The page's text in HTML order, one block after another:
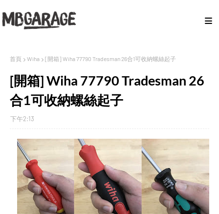
首頁 Wiha [開箱] Wiha 77790 Tradesman 26合1可收納螺絲起子
[開箱] Wiha 77790 Tradesman 26
合1可收納螺絲起子
下午2:13